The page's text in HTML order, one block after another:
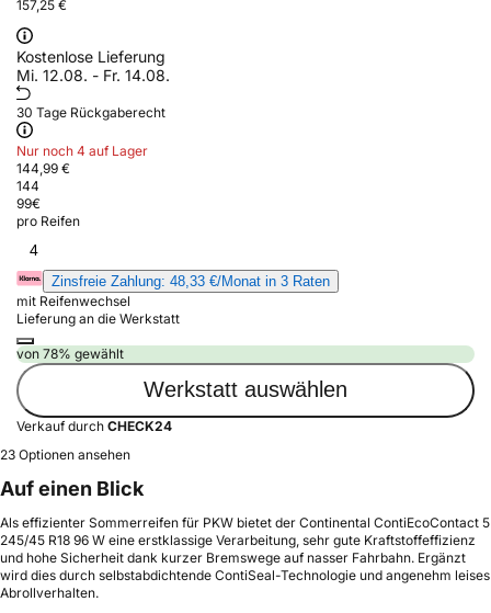
157,25 €
Kostenlose Lieferung
Mi. 12.08. - Fr. 14.08.
30 Tage Rückgaberecht
Nur noch 4 auf Lager
144,99 €
144
99€
pro Reifen
4
Zinsfreie Zahlung: 48,33 €/Monat in 3 Raten
mit Reifenwechsel
Lieferung an die Werkstatt
von 78% gewählt
Werkstatt auswählen
Verkauf durch CHECK24
23 Optionen ansehen
Auf einen Blick
Als effizienter Sommerreifen für PKW bietet der Continental ContiEcoContact 5
245/45 R18 96 W eine erstklassige Verarbeitung, sehr gute Kraftstoffeffizienz
und hohe Sicherheit dank kurzer Bremswege auf nasser Fahrbahn. Ergänzt
wird dies durch selbstabdichtende ContiSeal-Technologie und angenehm leises
Abrollverhalten.